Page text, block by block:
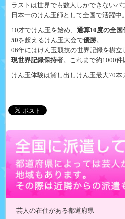
ラストは世界でも数人しかできないパ
日本一のけん玉師として全国で活躍中。
10才でけん玉を始め、 通算10度の全国
50を超えるけん玉大会で優勝。
06年にはけん玉競技の世界記録を樹立
現世界記録保持者。これまで約1000件
けん玉体験は貸し出しけん玉最大70本
芸人の在住がある都道府県